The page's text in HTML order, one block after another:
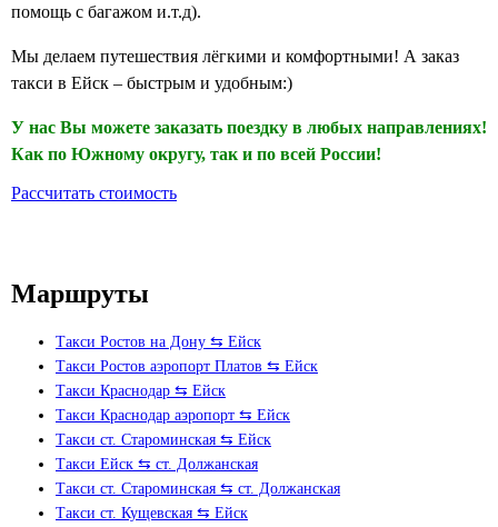
помощь с багажом и.т.д).
Мы делаем путешествия лёгкими и комфортными! А заказ
такси в Ейск – быстрым и удобным:)
У нас Вы можете заказать поездку в любых направлениях!
Как по Южному округу, так и по всей России!
Рассчитать стоимость
Маршруты
Такси Ростов на Дону ⇆ Ейск
Такси Ростов аэропорт Платов ⇆ Ейск
Такси Краснодар ⇆ Ейск
Такси Краснодар аэропорт ⇆ Ейск
Такси ст. Староминская ⇆ Ейск
Такси Ейск ⇆ ст. Должанская
Такси ст. Староминская ⇆ ст. Должанская
Такси ст. Кущевская ⇆ Ейск